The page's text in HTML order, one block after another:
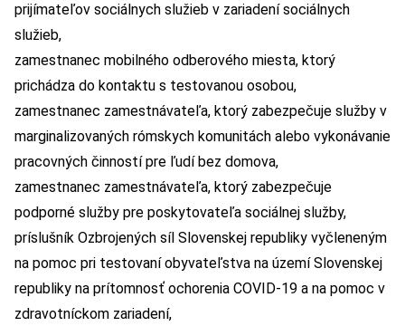
prijímateľov sociálnych služieb v zariadení sociálnych
služieb,
zamestnanec mobilného odberového miesta, ktorý
prichádza do kontaktu s testovanou osobou,
zamestnanec zamestnávateľa, ktorý zabezpečuje služby v
marginalizovaných rómskych komunitách alebo vykonávanie
pracovných činností pre ľudí bez domova,
zamestnanec zamestnávateľa, ktorý zabezpečuje
podporné služby pre poskytovateľa sociálnej služby,
príslušník Ozbrojených síl Slovenskej republiky vyčleneným
na pomoc pri testovaní obyvateľstva na území Slovenskej
republiky na prítomnosť ochorenia COVID-19 a na pomoc v
zdravotníckom zariadení,